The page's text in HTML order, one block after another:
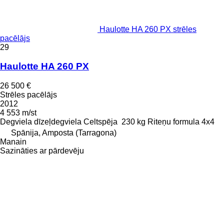
Haulotte HA 260 PX strēles
pacēlājs
29
Haulotte HA 260 PX
26 500 €
Strēles pacēlājs
2012
4 553 m/st
Degviela dīzeļdegviela Celtspēja 230 kg Riteņu formula 4x4
Spānija, Amposta (Tarragona)
Manain
Sazināties ar pārdevēju